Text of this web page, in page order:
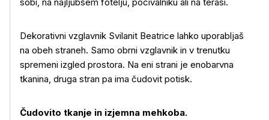
Dekorativni vzglavnik Svilanit Beatrice lahko uporabljaš
na obeh straneh. Samo obrni vzglavnik in v trenutku
spremeni izgled prostora. Na eni strani je enobarvna
tkanina, druga stran pa ima čudovit potisk.
Čudovito tkanje in izjemna mehkoba.